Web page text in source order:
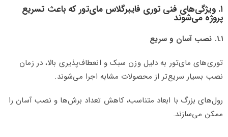
۱. ویژگی‌های فنی توری فایبرگلاس مای‌تور که باعث تسریع
پروژه می‌شوند
۱.۱. نصب آسان و سریع
توری‌های مای‌تور به دلیل وزن سبک و انعطاف‌پذیری بالا، در زمان
نصب بسیار سریع‌تر از محصولات مشابه اجرا می‌شوند.
رول‌های بزرگ با ابعاد متناسب، کاهش تعداد برش‌ها و نصب آسان را
ممکن می‌سازند.